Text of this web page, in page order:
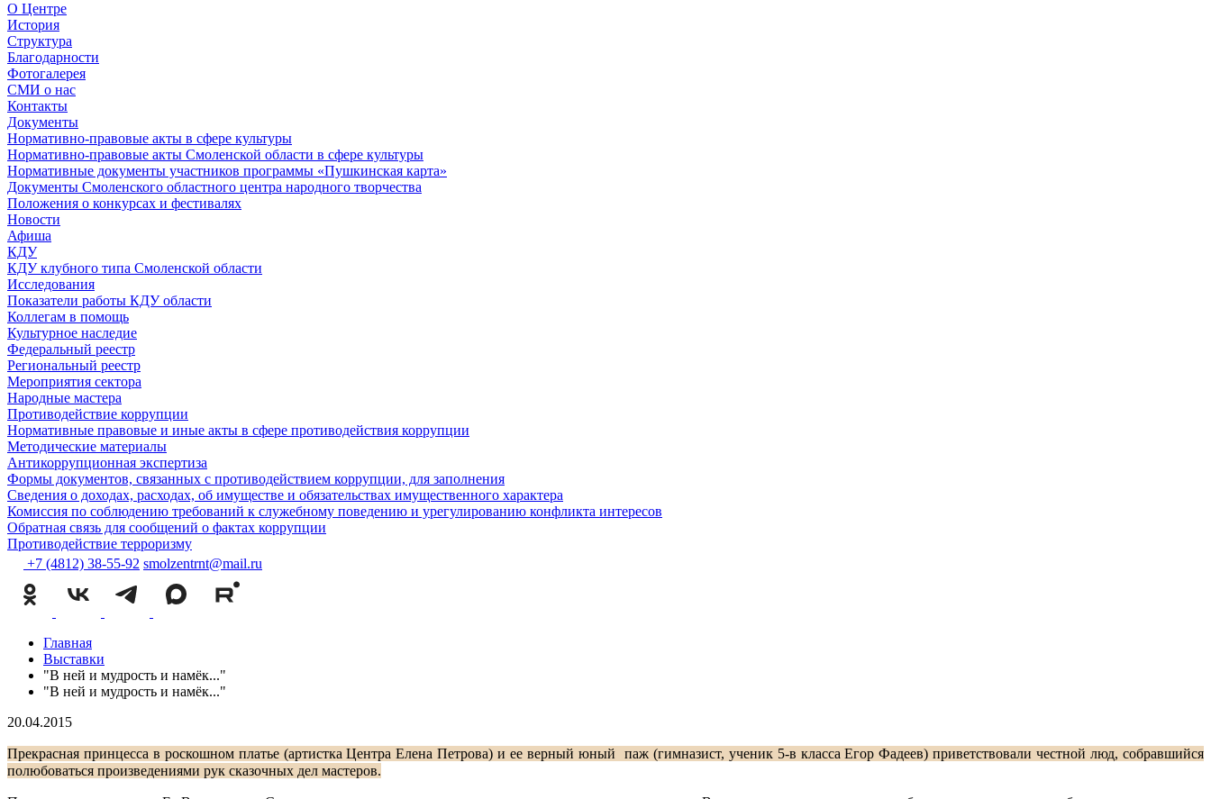
О Центре
История
Структура
Благодарности
Фотогалерея
СМИ о нас
Контакты
Документы
Нормативно-правовые акты в сфере культуры
Нормативно-правовые акты Смоленской области в сфере культуры
Нормативные документы участников программы «Пушкинская карта»
Документы Смоленского областного центра народного творчества
Положения о конкурсах и фестивалях
Новости
Афиша
КДУ
КДУ клубного типа Смоленской области
Исследования
Показатели работы КДУ области
Коллегам в помощь
Культурное наследие
Федеральный реестр
Региональный реестр
Мероприятия сектора
Народные мастера
Противодействие коррупции
Нормативные правовые и иные акты в сфере противодействия коррупции
Методические материалы
Антикоррупционная экспертиза
Формы документов, связанных с противодействием коррупции, для заполнения
Сведения о доходах, расходах, об имуществе и обязательствах имущественного характера
Комиссия по соблюдению требований к служебному поведению и урегулированию конфликта интересов
Обратная связь для сообщений о фактах коррупции
Противодействие терроризму
+7 (4812) 38-55-92 smolzentrnt@mail.ru
Главная
Выставки
"В ней и мудрость и намёк..."
"В ней и мудрость и намёк..."
20.04.2015
Прекрасная принцесса в роскошном платье (артистка Центра Елена Петрова) и ее верный юный паж (гимназист, ученик 5-в класса Егор Фадеев) приветствовали честной люд, собравшийся
полюбоваться произведениями рук сказочных дел мастеров.